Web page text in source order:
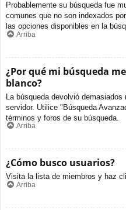
Probablemente su búsqueda fue
comunes que no son indexados
las opciones disponibles en la
Arriba
¿Por qué mi búsqueda
blanco?
La búsqueda devolvió
servidor. Utilice "Búsqueda
términos y foros de su búsqueda.
Arriba
¿Cómo busco usuarios?
Visita la lista de miembros y haz
Arriba